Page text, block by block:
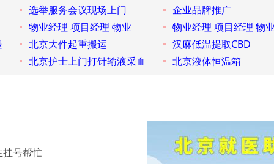
选举服务会议现场上门
企业品牌推广
物业经理 项目经理 物业
物业经理 项目经理 物
北京大件起重搬运
汉麻低温提取CBD
北京护士上门打针输液采血
北京液体恒温箱
挂号帮忙